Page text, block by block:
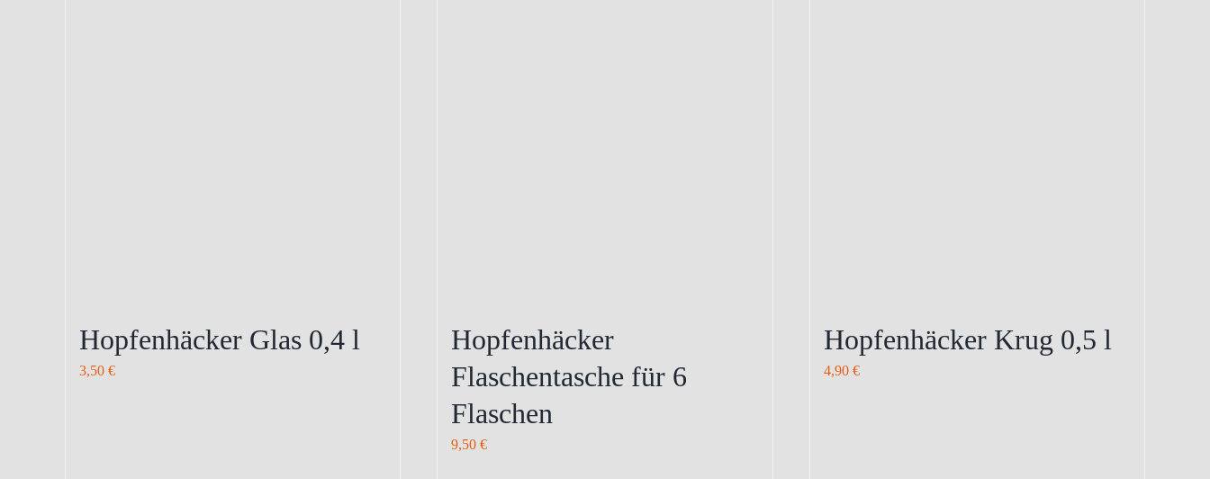
Hopfenhäcker Glas 0,4 l
3,50 €
Hopfenhäcker
Flaschentasche für 6
Flaschen
9,50€
Hopfenhäcker Krug 0,5 l
4,90 €